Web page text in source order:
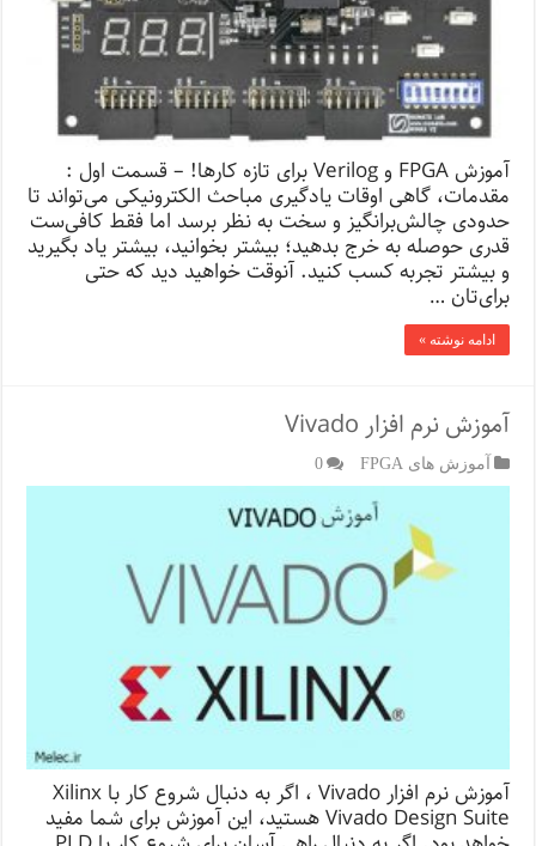
آموزش FPGA و Verilog برای تازه کارها! – قسمت اول :
مقدمات، گاهی اوقات یادگیری مباحث الکترونیکی می‌تواند تا
حدودی چالش‌برانگیز و سخت به نظر برسد اما فقط کافی‌ست
قدری حوصله به خرج بدهید؛ بیشتر بخوانید، بیشتر یاد بگیرید
و بیشتر تجربه کسب کنید. آنوقت خواهید دید که حتی
برای‌تان …
ادامه نوشته »
آموزش نرم افزار Vivado
آموزش های FPGA 0
آموزش نرم افزار Vivado ، اگر به دنبال شروع کار با Xilinx
Vivado Design Suite هستید، این آموزش برای شما مفید